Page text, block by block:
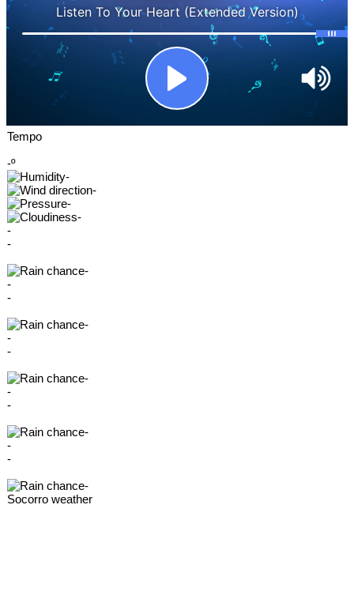
Tempo
-º
-
-
-
-
-
-
-
-
-
-
-
-
-
-
-
-
-
-
-
Socorro weather